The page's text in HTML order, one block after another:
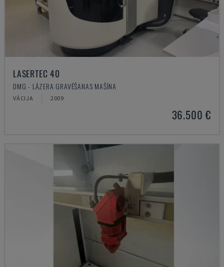
LASERTEC 40
DMG - LĀZERA GRAVĒŠANAS MAŠĪNA
VĀCIJA 2009
36.500 €